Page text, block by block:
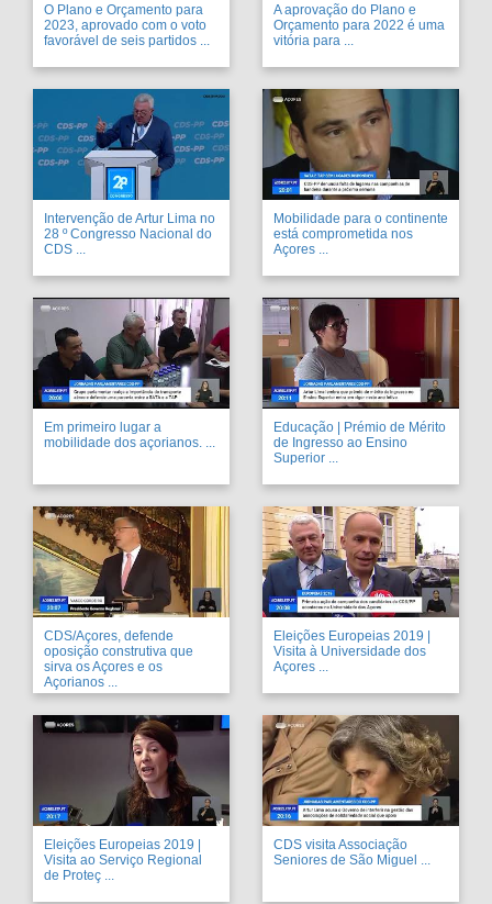
O Plano e Orçamento para
2023, aprovado com o voto
favorável de seis partidos ...
A aprovação do Plano e
Orçamento para 2022 é uma
vitória para ...
Intervenção de Artur Lima no
28 º Congresso Nacional do
CDS ...
Mobilidade para o continente
está comprometida nos
Açores ...
Em primeiro lugar a
mobilidade dos açorianos. ...
Educação | Prémio de Mérito
de Ingresso ao Ensino
Superior ...
CDS/Açores, defende
oposição construtiva que
sirva os Açores e os
Açorianos ...
Eleições Europeias 2019 |
Visita à Universidade dos
Açores ...
Eleições Europeias 2019 |
Visita ao Serviço Regional
de Proteç ...
CDS visita Associação
Seniores de São Miguel ...